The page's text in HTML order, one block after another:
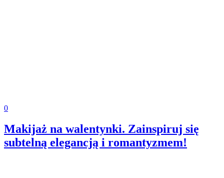
0
Makijaż na walentynki. Zainspiruj się
subtelną elegancją i romantyzmem!